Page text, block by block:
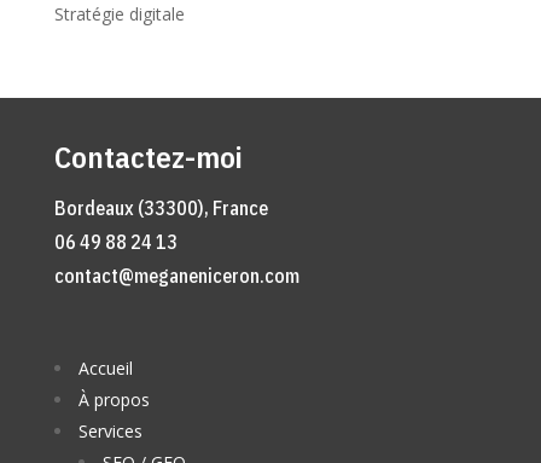
Stratégie digitale
Contactez-moi
Bordeaux (33300), France
06 49 88 24 13
contact@meganeniceron.com
Accueil
À propos
Services